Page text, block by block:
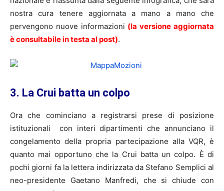
nostra cura tenere aggiornata a mano a mano che
pervengono nuove informazioni (la versione aggiornata
è consultabile in testa al post).
3. La Crui batta un colpo
Ora che cominciano a registrarsi prese di posizione
istituzionali con interi dipartimenti che annunciano il
congelamento della propria partecipazione alla VQR, è
quanto mai opportuno che la Crui batta un colpo. È di
pochi giorni fa la lettera indirizzata da Stefano Semplici al
neo-presidente Gaetano Manfredi, che si chiude con